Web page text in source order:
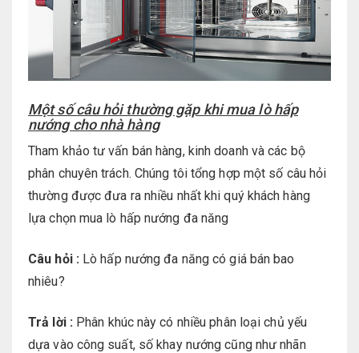
Một số câu hỏi thường gặp khi mua lò hấp
nướng cho nhà hàng
Tham khảo tư vấn bán hàng, kinh doanh và các bộ
phân chuyên trách. Chúng tôi tổng hợp một số câu hỏi
thường được đưa ra nhiều nhất khi quý khách hàng
lựa chọn mua lò hấp nướng đa năng
Câu hỏi : Lò hấp nướng đa năng có giá bán bao
nhiêu?
Trả lời : Phân khúc này có nhiều phân loại chủ yếu
dựa vào công suất, số khay nướng cũng như nhãn